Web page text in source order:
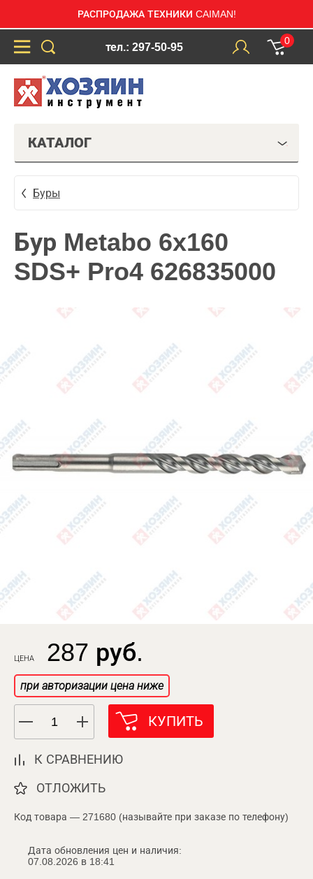
РАСПРОДАЖА ТЕХНИКИ CAIMAN!
тел.: 297-50-95
0
КАТАЛОГ
Буры
Бур Metabo 6x160
SDS+ Pro4 626835000
ЦЕНА 287 руб.
при авторизации цена ниже
КУПИТЬ
К СРАВНЕНИЮ
ОТЛОЖИТЬ
Код товара — 271680 (называйте при заказе по телефону)
Дата обновления цен и наличия:
07.08.2026 в 18:41